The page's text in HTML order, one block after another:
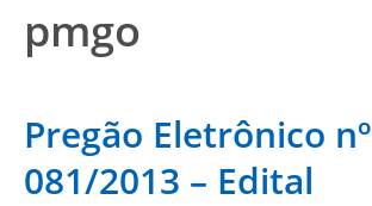
pmgo
Pregão Eletrônico nº
081/2013 – Edital